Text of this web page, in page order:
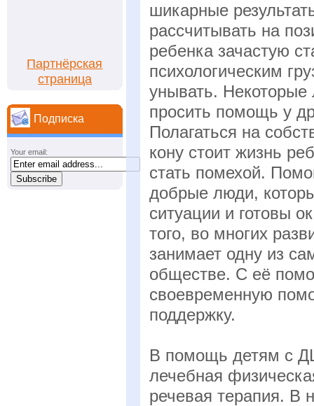
шикарные
рассчитывать на
ребенка зачастую
психологическим
унывать.
просить помощь у
Полагаться на
кону стоит жизнь
стать помехой.
добрые люди,
ситуации и готовы
того, во многих
занимает одну из
обществе. С её
своевременную
поддержку.
В помощь детям с
лечебная
речевая терапия. В
Партнёрская
страница
Подписка
Your email: